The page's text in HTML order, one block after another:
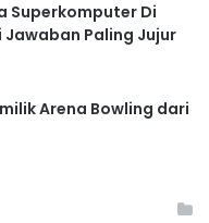
Superkomputer Di
Jawaban Paling Jujur
Arena Bowling dari